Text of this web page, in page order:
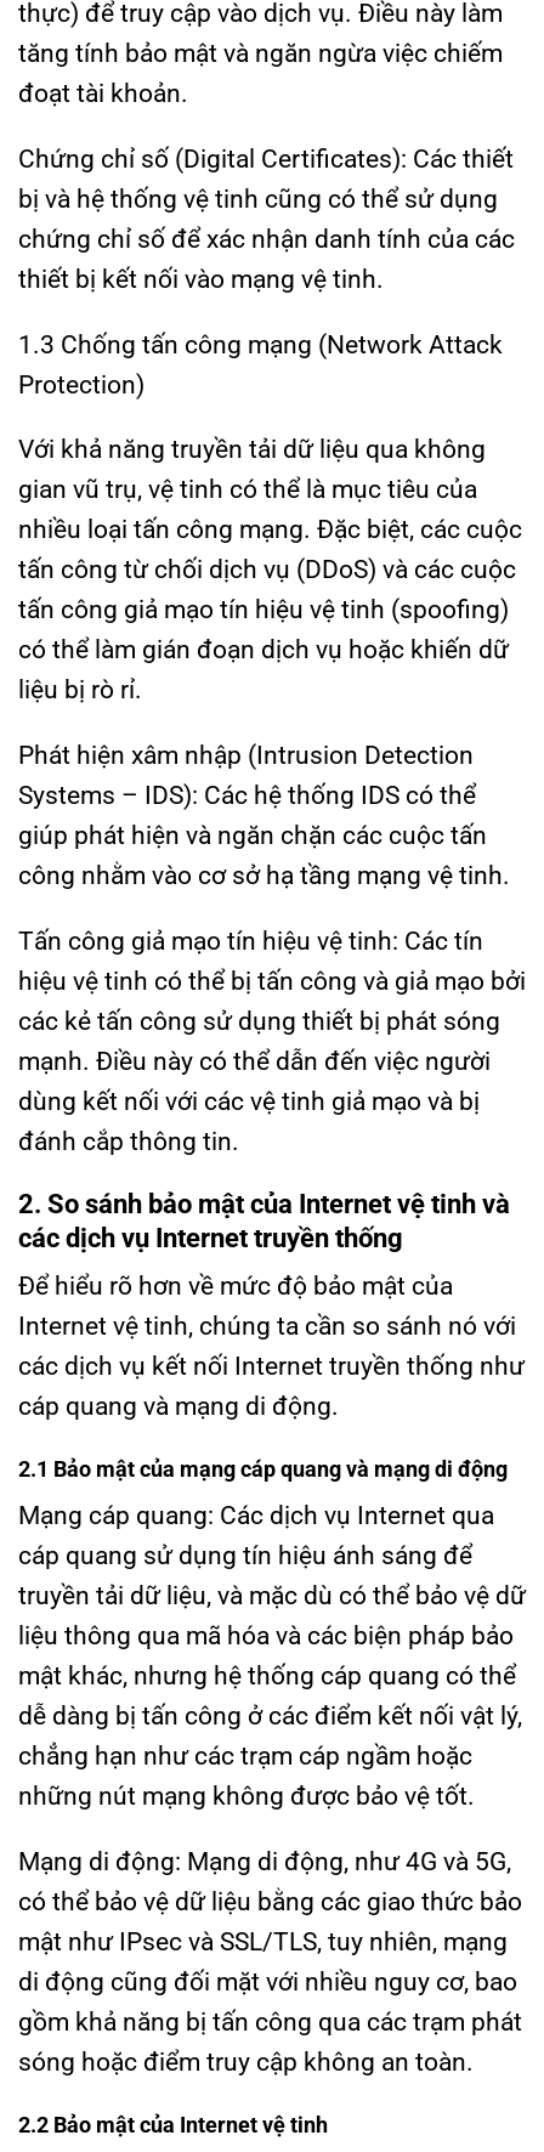
thực) để truy cập vào dịch vụ. Điều này làm
tăng tính bảo mật và ngăn ngừa việc chiếm
đoạt tài khoản.
Chứng chỉ số (Digital Certificates): Các thiết
bị và hệ thống vệ tinh cũng có thể sử dụng
chứng chỉ số để xác nhận danh tính của các
thiết bị kết nối vào mạng vệ tinh.
1.3 Chống tấn công mạng (Network Attack
Protection)
Với khả năng truyền tải dữ liệu qua không
gian vũ trụ, vệ tinh có thể là mục tiêu của
nhiều loại tấn công mạng. Đặc biệt, các cuộc
tấn công từ chối dịch vụ (DDoS) và các cuộc
tấn công giả mạo tín hiệu vệ tinh (spoofing)
có thể làm gián đoạn dịch vụ hoặc khiến dữ
liệu bị rò rỉ.
Phát hiện xâm nhập (Intrusion Detection
Systems – IDS): Các hệ thống IDS có thể
giúp phát hiện và ngăn chặn các cuộc tấn
công nhằm vào cơ sở hạ tầng mạng vệ tinh.
Tấn công giả mạo tín hiệu vệ tinh: Các tín
hiệu vệ tinh có thể bị tấn công và giả mạo bởi
các kẻ tấn công sử dụng thiết bị phát sóng
mạnh. Điều này có thể dẫn đến việc người
dùng kết nối với các vệ tinh giả mạo và bị
đánh cắp thông tin.
2. So sánh bảo mật của Internet vệ tinh và
các dịch vụ Internet truyền thống
Để hiểu rõ hơn về mức độ bảo mật của
Internet vệ tinh, chúng ta cần so sánh nó với
các dịch vụ kết nối Internet truyền thống như
cáp quang và mạng di động.
2.1 Bảo mật của mạng cáp quang và mạng di động
Mạng cáp quang: Các dịch vụ Internet qua
cáp quang sử dụng tín hiệu ánh sáng để
truyền tải dữ liệu, và mặc dù có thể bảo vệ dữ
liệu thông qua mã hóa và các biện pháp bảo
mật khác, nhưng hệ thống cáp quang có thể
dễ dàng bị tấn công ở các điểm kết nối vật lý,
chẳng hạn như các trạm cáp ngầm hoặc
những nút mạng không được bảo vệ tốt.
Mạng di động: Mạng di động, như 4G và 5G,
có thể bảo vệ dữ liệu bằng các giao thức bảo
mật như IPsec và SSL/TLS, tuy nhiên, mạng
di động cũng đối mặt với nhiều nguy cơ, bao
gồm khả năng bị tấn công qua các trạm phát
sóng hoặc điểm truy cập không an toàn.
2.2 Bảo mật của Internet vệ tinh